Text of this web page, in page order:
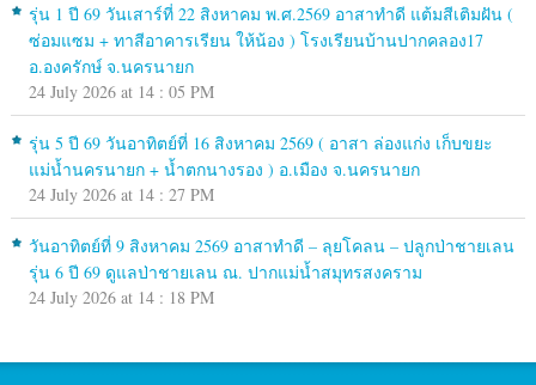
รุ่น 1 ปี 69 วันเสาร์ที่ 22 สิงหาคม พ.ศ.2569 อาสาทำดี แต้มสีเติมฝัน (
ซ่อมแซม + ทาสีอาคารเรียน ให้น้อง ) โรงเรียนบ้านปากคลอง17
อ.องครักษ์ จ.นครนายก
24 July 2026 at 14 : 05 PM
รุ่น 5 ปี 69 วันอาทิตย์ที่ 16 สิงหาคม 2569 ( อาสา ล่องแก่ง เก็บขยะ
แม่น้ำนครนายก + น้ำตกนางรอง ) อ.เมือง จ.นครนายก
24 July 2026 at 14 : 27 PM
วันอาทิตย์ที่ 9 สิงหาคม 2569 อาสาทำดี – ลุยโคลน – ปลูกป่าชายเลน
รุ่น 6 ปี 69 ดูแลป่าชายเลน ณ. ปากแม่น้ำสมุทรสงคราม
24 July 2026 at 14 : 18 PM